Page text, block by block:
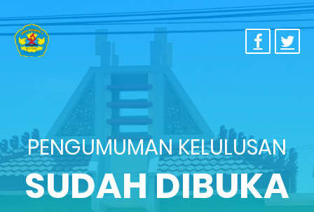
PENGUMUMAN KELULUSAN
SUDAH DIBUKA